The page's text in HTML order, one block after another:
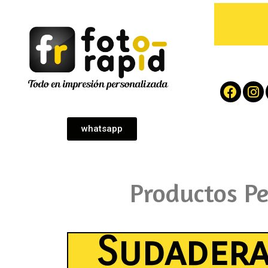
whatsapp
Productos